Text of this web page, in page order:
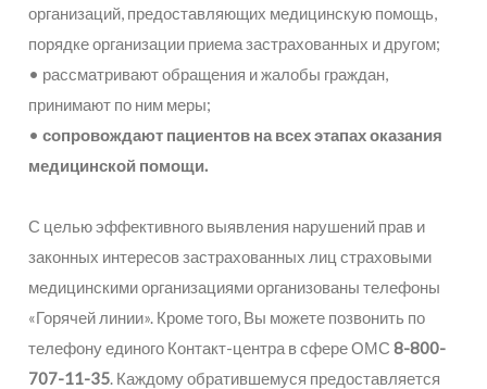
организаций, предоставляющих медицинскую помощь,
порядке организации приема застрахованных и другом;
• рассматривают обращения и жалобы граждан,
принимают по ним меры;
•сопровождают пациентов на всех этапах оказания
медицинской помощи.
С целью эффективного выявления нарушений прав и
законных интересов застрахованных лиц страховыми
медицинскими организациями организованы телефоны
«Горячей линии». Кроме того, Вы можете позвонить по
телефону единого Контакт-центра в сфере ОМС8-800-
707-11-35. Каждому обратившемуся предоставляется